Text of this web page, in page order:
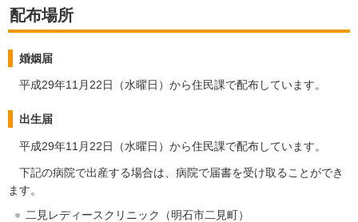
配布場所
婚姻届
平成29年11月22日（水曜日）から住民課で配布しています。
出生届
平成29年11月22日（水曜日）から住民課で配布しています。
下記の病院で出産する場合は、病院で届書を受け取ることができ
ます。
二見レディースクリニック（明石市二見町）